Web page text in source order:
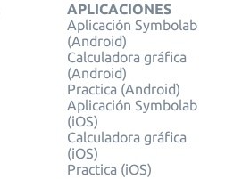
APLICACIONES
Aplicación Symbolab
(Android)
Calculadora gráfica
(Android)
Practica (Android)
Aplicación Symbolab
(iOS)
Calculadora gráfica
(iOS)
Practica (iOS)